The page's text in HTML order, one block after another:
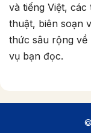
và tiếng Việt,
thuật, biên soạn
thức sâu rộng về
vụ bạn đọc.